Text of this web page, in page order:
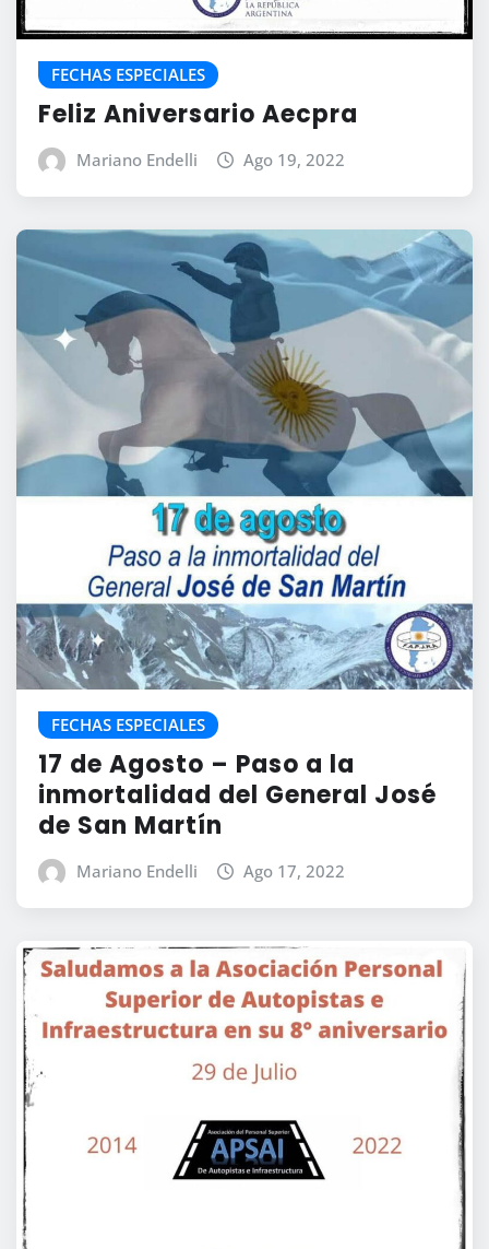
FECHAS ESPECIALES
Feliz Aniversario Aecpra
Mariano Endelli Ago 19, 2022
FECHAS ESPECIALES
17 de Agosto – Paso a la
inmortalidad del General José
de San Martín
Mariano Endelli Ago 17, 2022